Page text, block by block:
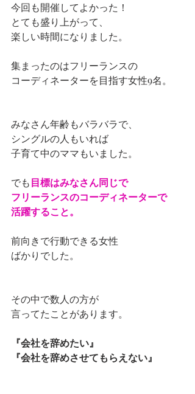
今回も開催してよかった！
とても盛り上がって、
楽しい時間になりました。
集まったのはフリーランスの
コーディネーターを目指す女性9名。
みなさん年齢もバラバラで、
シングルの人もいれば
子育て中のママもいました。
でも目標はみなさん同じで
フリーランスのコーディネーターで
活躍すること。
前向きで行動できる女性
ばかりでした。
その中で数人の方が
言ってたことがあります。
『会社を辞めたい』
『会社を辞めさせてもらえない』